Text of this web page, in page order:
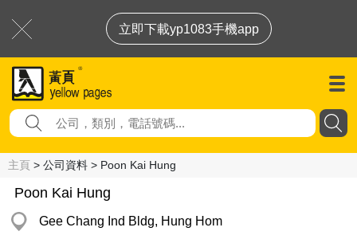
立即下載yp1083手機app
主頁 > 公司資料 > Poon Kai Hung
Poon Kai Hung
Gee Chang Ind Bldg, Hung Hom